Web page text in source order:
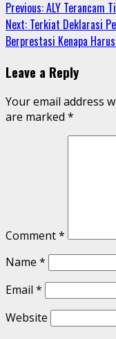
Share
Continue
Reading
Previous:ALY Terancam
Next: Terkiat Deklarasi
Berprestasi Kenapa
Leave a Reply
Your email address
are marked *
Comment*
Name *
Email *
Website